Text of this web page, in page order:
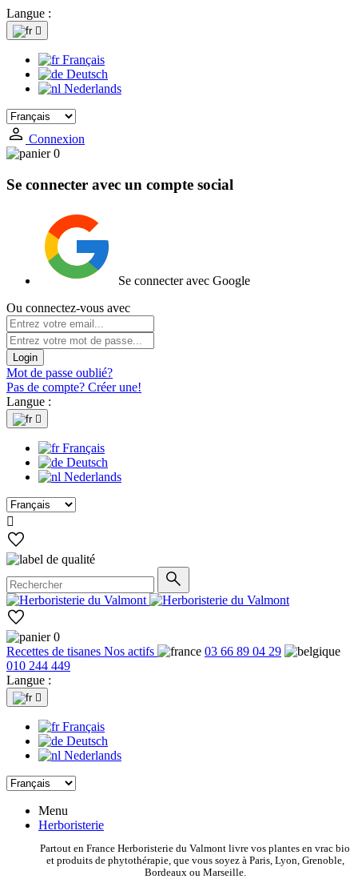
Langue :

Français
Deutsch
Nederlands
Connexion
0
Se connecter avec un compte social
Se connecter avec Google
Ou connectez-vous avec
Login
Mot de passe oublié?
Pas de compte? Créer une!
Langue :

Français
Deutsch
Nederlands

0
Recettes de tisanes Nos actifs
03 66 89 04 29
010 244 449
Langue :

Français
Deutsch
Nederlands
Menu
Herboristerie
Partout en France Herboristerie du Valmont livre vos plantes en vrac bio
et produits de phytothérapie, que vous soyez à Paris, Lyon, Grenoble,
Bordeaux ou Marseille.